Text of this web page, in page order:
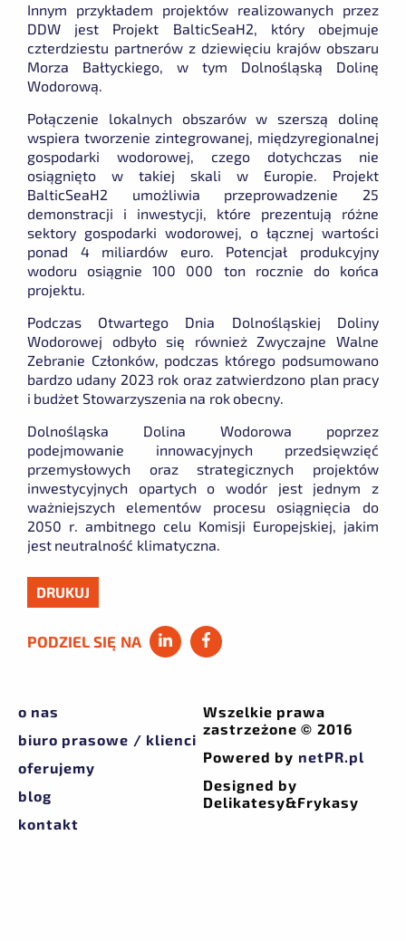
Innym przykładem projektów realizowanych przez
DDW jest Projekt BalticSeaH2, który obejmuje
czterdziestu partnerów z dziewięciu krajów obszaru
Morza Bałtyckiego, w tym Dolnośląską Dolinę
Wodorową.
Połączenie lokalnych obszarów w szerszą dolinę
wspiera tworzenie zintegrowanej, międzyregionalnej
gospodarki wodorowej, czego dotychczas nie
osiągnięto w takiej skali w Europie. Projekt
BalticSeaH2 umożliwia przeprowadzenie 25
demonstracji i inwestycji, które prezentują różne
sektory gospodarki wodorowej, o łącznej wartości
ponad 4 miliardów euro. Potencjał produkcyjny
wodoru osiągnie 100 000 ton rocznie do końca
projektu.
Podczas Otwartego Dnia Dolnośląskiej Doliny
Wodorowej odbyło się również Zwyczajne Walne
Zebranie Członków, podczas którego podsumowano
bardzo udany 2023 rok oraz zatwierdzono plan pracy
i budżet Stowarzyszenia na rok obecny.
Dolnośląska Dolina Wodorowa poprzez
podejmowanie innowacyjnych przedsięwzięć
przemysłowych oraz strategicznych projektów
inwestycyjnych opartych o wodór jest jednym z
ważniejszych elementów procesu osiągnięcia do
2050 r. ambitnego celu Komisji Europejskiej, jakim
jest neutralność klimatyczna.
DRUKUJ
PODZIEL SIĘ NA
o nas
biuro prasowe / klienci
oferujemy
blog
kontakt
Wszelkie prawa
zastrzeżone © 2016
Powered by netPR.pl
Designed by
Delikatesy&Frykasy